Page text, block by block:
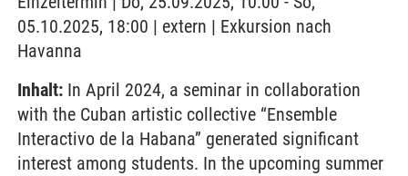
05.10.2025, 18:00 | extern | Exkursion nach
Havanna
Inhalt: In April 2024, a seminar in collaboration
with the Cuban artistic collective “Ensemble
Interactivo de la Habana” generated significant
interest among students. In the upcoming summer